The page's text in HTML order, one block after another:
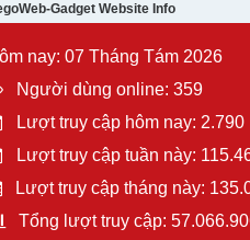
Gadget Website Info
nay: 07 Tháng Tám 2026
Người dùng online: 359
Lượt truy cập hôm nay: 2.790
Lượt truy cập tuần này:
Lượt truy cập tháng này:
Tổng lượt truy cập: